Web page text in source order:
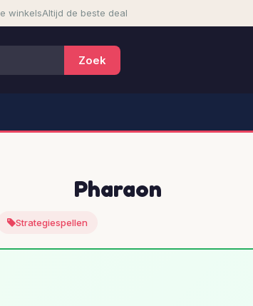
winkelsAltijd de beste deal
Pharaon
Strategiespellen